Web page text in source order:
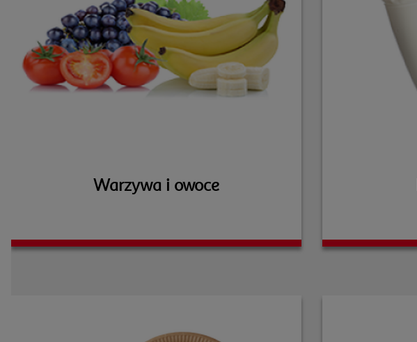
Warzywa i owoce